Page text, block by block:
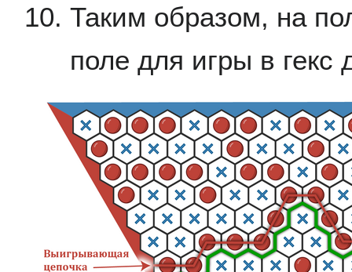
Таким образом, на
поле для игры в гекс